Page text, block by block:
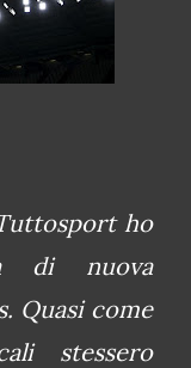
ho
di nuova
Quasi come
stessero